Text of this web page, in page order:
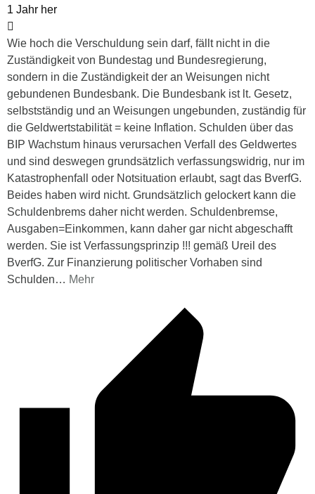
1 Jahr her
Wie hoch die Verschuldung sein darf, fällt nicht in die
Zuständigkeit von Bundestag und Bundesregierung,
sondern in die Zuständigkeit der an Weisungen nicht
gebundenen Bundesbank. Die Bundesbank ist lt. Gesetz,
selbstständig und an Weisungen ungebunden, zuständig für
die Geldwertstabilität = keine Inflation. Schulden über das
BIP Wachstum hinaus verursachen Verfall des Geldwertes
und sind deswegen grundsätzlich verfassungswidrig, nur im
Katastrophenfall oder Notsituation erlaubt, sagt das BverfG.
Beides haben wird nicht. Grundsätzlich gelockert kann die
Schuldenbrems daher nicht werden. Schuldenbremse,
Ausgaben=Einkommen, kann daher gar nicht abgeschafft
werden. Sie ist Verfassungsprinzip !!! gemäß Ureil des
BverfG. Zur Finanzierung politischer Vorhaben sind
Schulden… Mehr